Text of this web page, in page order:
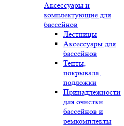
Аксессуары и
комплектующие для
бассейнов
Лестницы
Аксессуары для
бассейнов
Тенты,
покрывала,
подложки
Принадлежности
для очистки
бассейнов и
ремкомплекты